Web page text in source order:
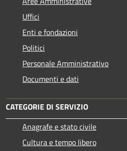
Uffici
Enti e fondazioni
Politici
Personale Amministrativo
Documenti e dati
CATEGORIE DI SERVIZIO
Anagrafe e stato civile
Cultura e tempo libero